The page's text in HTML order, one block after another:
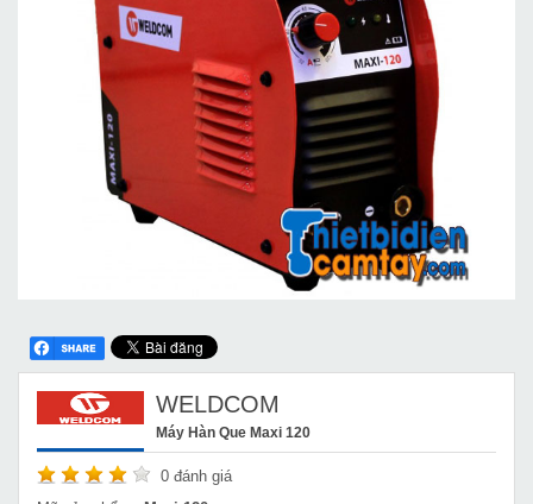
WELDCOM
Máy Hàn Que Maxi 120
0 đánh giá